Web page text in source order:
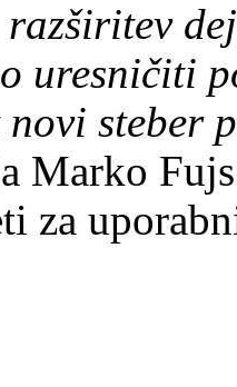
uresničiti
novi steber
Marko
za